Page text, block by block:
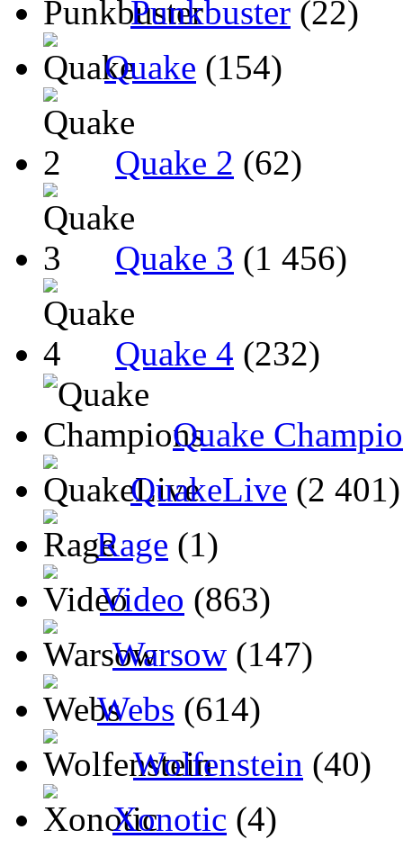
Punkbuster (22)
Quake (154)
Quake 2 (62)
Quake 3 (1 456)
Quake 4 (232)
Quake
QuakeLive (2 401)
Rage (1)
Video (863)
Warsow (147)
Webs (614)
Wolfenstein (40)
Xonotic (4)